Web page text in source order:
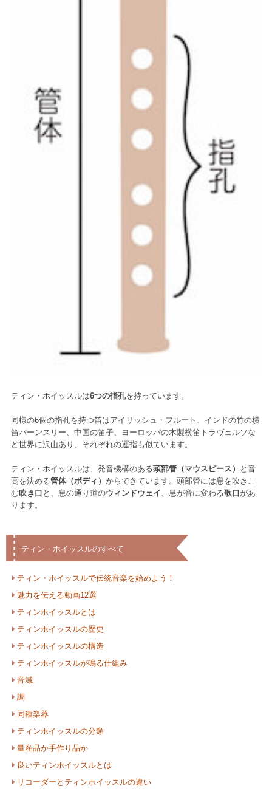
ティン・ホイッスルは6つの指孔を持っています。
同様の6個の指孔を持つ笛はアイリッシュ・フルート、インドの竹の横
笛バーンスリー、中国の笛子、ヨーロッパの木製横笛トラヴェルソな
ど世界に沢山あり、それぞれの運指も似ています。
ティン・ホイッスルは、発音機構のある頭部管（マウスピース）
と音
高を決める管体（ボディ） からできています。頭部管には息を吹きこ
む吹き口 と、息の通り道のウィンドウェイ 、息が音に変わる歌口があ
ります。
ティン・ホイッスルのすべて
ティン・ホイッスルで伝統音楽を始めよう！
魅力を伝える動画12選
ティンホイッスルとは
ティンホイッスルの歴史
ティンホイッスルの構造
ティンホイッスルが鳴る仕組み
音域
調
同種楽器
ティンホイッスルの分類
量産品か手作り品か
良いティンホイッスルとは
リコーダーとティンホイッスルの違い